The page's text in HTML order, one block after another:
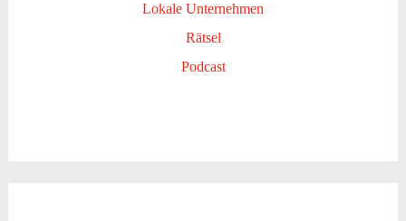
Lokale Unternehmen
Rätsel
Podcast